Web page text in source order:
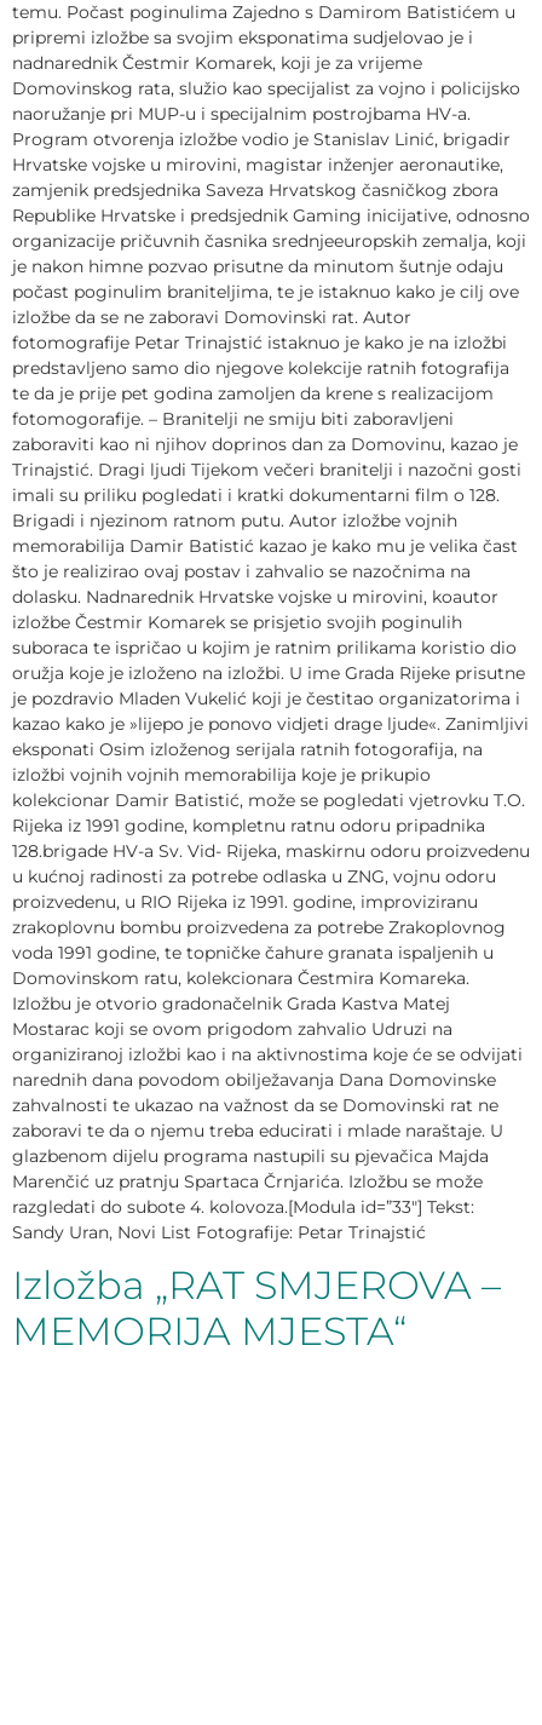
temu. Počast poginulima Zajedno s Damirom Batistićem u
pripremi izložbe sa svojim eksponatima sudjelovao je i
nadnarednik Čestmir Komarek, koji je za vrijeme
Domovinskog rata, služio kao specijalist za vojno i policijsko
naoružanje pri MUP-u i specijalnim postrojbama HV-a.
Program otvorenja izložbe vodio je Stanislav Linić, brigadir
Hrvatske vojske u mirovini, magistar inženjer aeronautike,
zamjenik predsjednika Saveza Hrvatskog časničkog zbora
Republike Hrvatske i predsjednik Gaming inicijative, odnosno
organizacije pričuvnih časnika srednjeeuropskih zemalja, koji
je nakon himne pozvao prisutne da minutom šutnje odaju
počast poginulim braniteljima, te je istaknuo kako je cilj ove
izložbe da se ne zaboravi Domovinski rat. Autor
fotomografije Petar Trinajstić istaknuo je kako je na izložbi
predstavljeno samo dio njegove kolekcije ratnih fotografija
te da je prije pet godina zamoljen da krene s realizacijom
fotomogorafije. – Branitelji ne smiju biti zaboravljeni
zaboraviti kao ni njihov doprinos dan za Domovinu, kazao je
Trinajstić. Dragi ljudi Tijekom večeri branitelji i nazočni gosti
imali su priliku pogledati i kratki dokumentarni film o 128.
Brigadi i njezinom ratnom putu. Autor izložbe vojnih
memorabilija Damir Batistić kazao je kako mu je velika čast
što je realizirao ovaj postav i zahvalio se nazočnima na
dolasku. Nadnarednik Hrvatske vojske u mirovini, koautor
izložbe Čestmir Komarek se prisjetio svojih poginulih
suboraca te ispričao u kojim je ratnim prilikama koristio dio
oružja koje je izloženo na izložbi. U ime Grada Rijeke prisutne
je pozdravio Mladen Vukelić koji je čestitao organizatorima i
kazao kako je »lijepo je ponovo vidjeti drage ljude«. Zanimljivi
eksponati Osim izloženog serijala ratnih fotogorafija, na
izložbi vojnih vojnih memorabilija koje je prikupio
kolekcionar Damir Batistić, može se pogledati vjetrovku T.O.
Rijeka iz 1991 godine, kompletnu ratnu odoru pripadnika
128.brigade HV-a Sv. Vid- Rijeka, maskirnu odoru proizvedenu
u kućnoj radinosti za potrebe odlaska u ZNG, vojnu odoru
proizvedenu, u RIO Rijeka iz 1991. godine, improviziranu
zrakoplovnu bombu proizvedena za potrebe Zrakoplovnog
voda 1991 godine, te topničke čahure granata ispaljenih u
Domovinskom ratu, kolekcionara Čestmira Komareka.
Izložbu je otvorio gradonačelnik Grada Kastva Matej
Mostarac koji se ovom prigodom zahvalio Udruzi na
organiziranoj izložbi kao i na aktivnostima koje će se odvijati
narednih dana povodom obilježavanja Dana Domovinske
zahvalnosti te ukazao na važnost da se Domovinski rat ne
zaboravi te da o njemu treba educirati i mlade naraštaje. U
glazbenom dijelu programa nastupili su pjevačica Majda
Marenčić uz pratnju Spartaca Črnjarića. Izložbu se može
razgledati do subote 4. kolovoza.[Modula id=”33″] Tekst:
Sandy Uran, Novi List Fotografije: Petar Trinajstić
Izložba „RAT SMJEROVA –
MEMORIJA MJESTA“